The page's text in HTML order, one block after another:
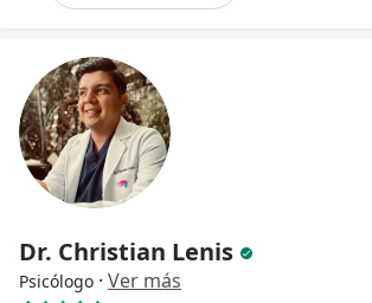
Dr. Christian Lenis
Psicólogo · Ver más